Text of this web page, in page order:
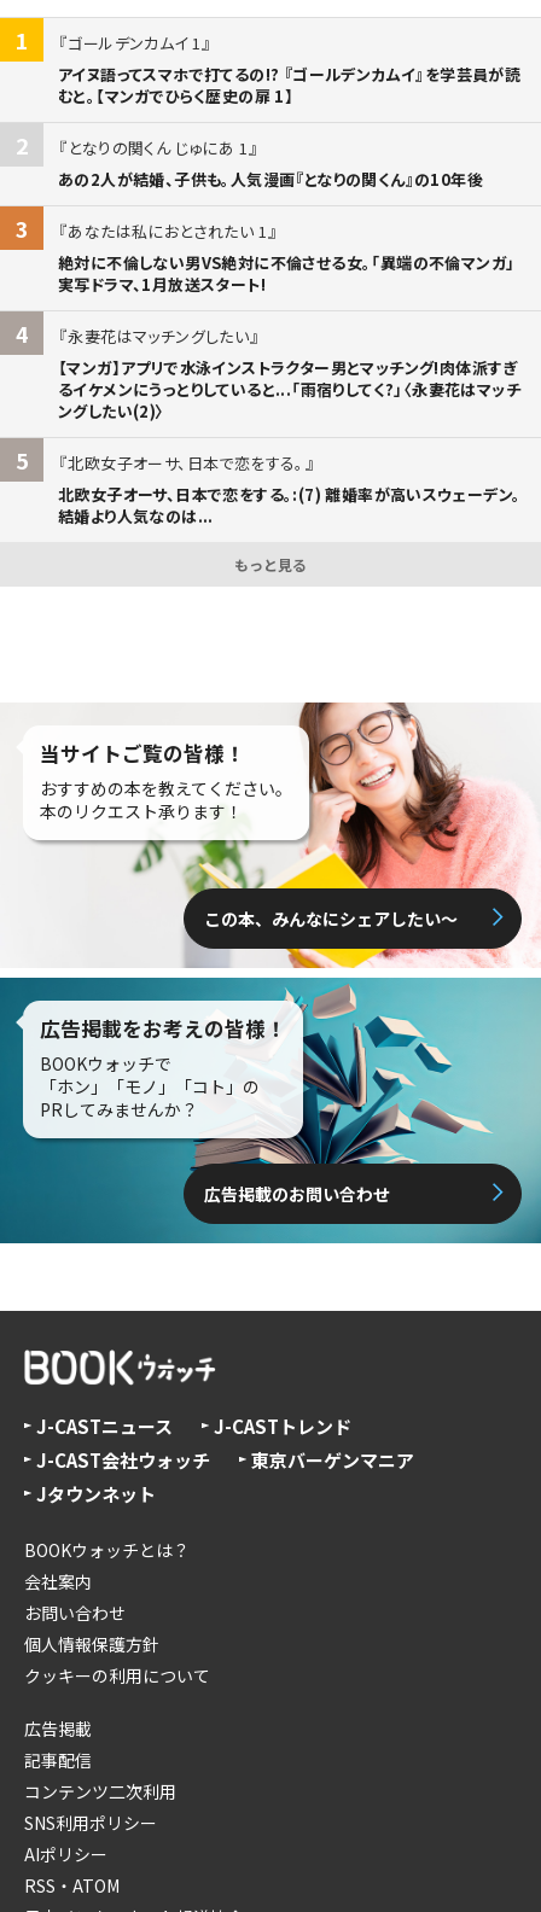
1
ゴールデンカムイ 1
アイヌ語ってスマホで打てるの!? 『ゴールデンカムイ』を学芸員が読
むと。【マンガでひらく歴史の扉 1】
2
となりの関くん じゅにあ 1
あの2人が結婚、子供も。人気漫画『となりの関くん』の10年後
3
あなたは私におとされたい 1
絶対に不倫しない男VS絶対に不倫させる女。「異端の不倫マンガ」
実写ドラマ、1月放送スタート!
4
永妻花はマッチングしたい
【マンガ】アプリで水泳インストラクター男とマッチング!肉体派すぎ
るイケメンにうっとりしていると...「雨宿りしてく?」〈永妻花はマッチ
ングしたい(2)〉
5
北欧女子オーサ、日本で恋をする。
北欧女子オーサ、日本で恋をする。:(7) 離婚率が高いスウェーデン。
結婚より人気なのは...
もっと見る
当サイトご覧の皆様！
おすすめの本を教えてください。
本のリクエスト承ります！
この本、みんなにシェアしたい〜
広告掲載をお考えの皆様！
BOOKウォッチで
「ホン」「モノ」「コト」の
PRしてみませんか？
広告掲載のお問い合わせ
J-CASTニュース
J-CASTトレンド
J-CAST会社ウォッチ
東京バーゲンマニア
Jタウンネット
BOOKウォッチとは？
会社案内
お問い合わせ
個人情報保護方針
クッキーの利用について
広告掲載
記事配信
コンテンツ二次利用
SNS利用ポリシー
AIポリシー
RSS・ATOM